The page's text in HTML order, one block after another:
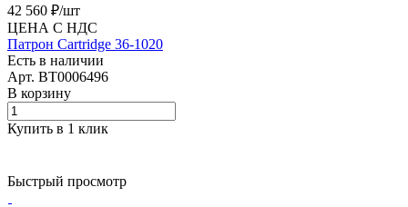
42 560 ₽/шт
ЦЕНА С НДС
Патрон Cartridge 36-1020
Есть в наличии
Арт. BT0006496
В корзину
Купить в 1 клик
Быстрый просмотр